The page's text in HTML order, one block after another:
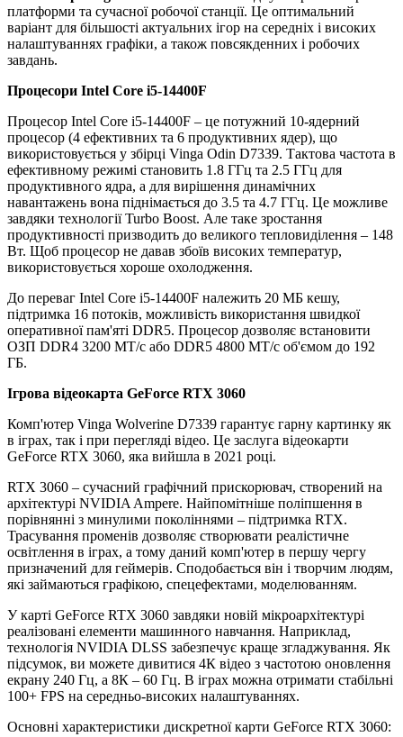
платформи та сучасної робочої станції. Це оптимальний
варіант для більшості актуальних ігор на середніх і високих
налаштуваннях графіки, а також повсякденних і робочих
завдань.
Процесори Intel Core i5-14400F
Процесор Intel Core i5-14400F – це потужний 10-ядерний
процесор (4 ефективних та 6 продуктивних ядер), що
використовується у збірці Vinga Odin D7339. Тактова частота в
ефективному режимі становить 1.8 ГГц та 2.5 ГГц для
продуктивного ядра, а для вирішення динамічних
навантажень вона піднімається до 3.5 та 4.7 ГГц. Це можливе
завдяки технології Turbo Boost. Але таке зростання
продуктивності призводить до великого тепловиділення – 148
Вт. Щоб процесор не давав збоїв високих температур,
використовується хороше охолодження.
До переваг Intel Core i5-14400F належить 20 МБ кешу,
підтримка 16 потоків, можливість використання швидкої
оперативної пам'яті DDR5. Процесор дозволяє встановити
ОЗП DDR4 3200 МТ/с або DDR5 4800 МТ/с об'ємом до 192
ГБ.
Ігрова відеокарта GeForce RTX 3060
Комп'ютер Vinga Wolverine D7339 гарантує гарну картинку як
в іграх, так і при перегляді відео. Це заслуга відеокарти
GeForce RTX 3060, яка вийшла в 2021 році.
RTX 3060 – сучасний графічний прискорювач, створений на
архітектурі NVIDIA Ampere. Найпомітніше поліпшення в
порівнянні з минулими поколіннями – підтримка RTX.
Трасування променів дозволяє створювати реалістичне
освітлення в іграх, а тому даний комп'ютер в першу чергу
призначений для геймерів. Сподобається він і творчим людям,
які займаються графікою, спецефектами, моделюванням.
У карті GeForce RTX 3060 завдяки новій мікроархітектурі
реалізовані елементи машинного навчання. Наприклад,
технологія NVIDIA DLSS забезпечує краще згладжування. Як
підсумок, ви можете дивитися 4К відео з частотою оновлення
екрану 240 Гц, а 8К – 60 Гц. В іграх можна отримати стабільні
100+ FPS на середньо-високих налаштуваннях.
Основні характеристики дискретної карти GeForce RTX 3060: